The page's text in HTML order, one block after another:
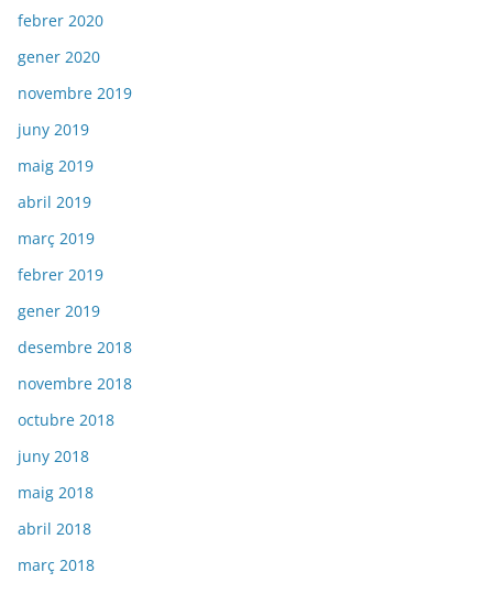
febrer 2020
gener 2020
novembre 2019
juny 2019
maig 2019
abril 2019
març 2019
febrer 2019
gener 2019
desembre 2018
novembre 2018
octubre 2018
juny 2018
maig 2018
abril 2018
març 2018